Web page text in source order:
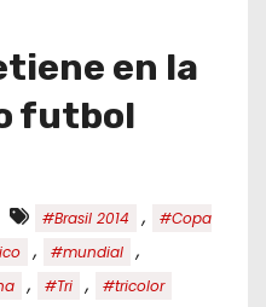
en la
futbol
#Brasil 2014 ,
#Copa
, #mundial ,
, #Tri , #tricolor